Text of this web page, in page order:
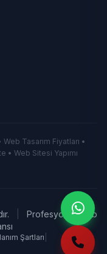
Tasarım Fiyatları •
• Web Sitesi Yapımı
Profesyonel Web
Şartları